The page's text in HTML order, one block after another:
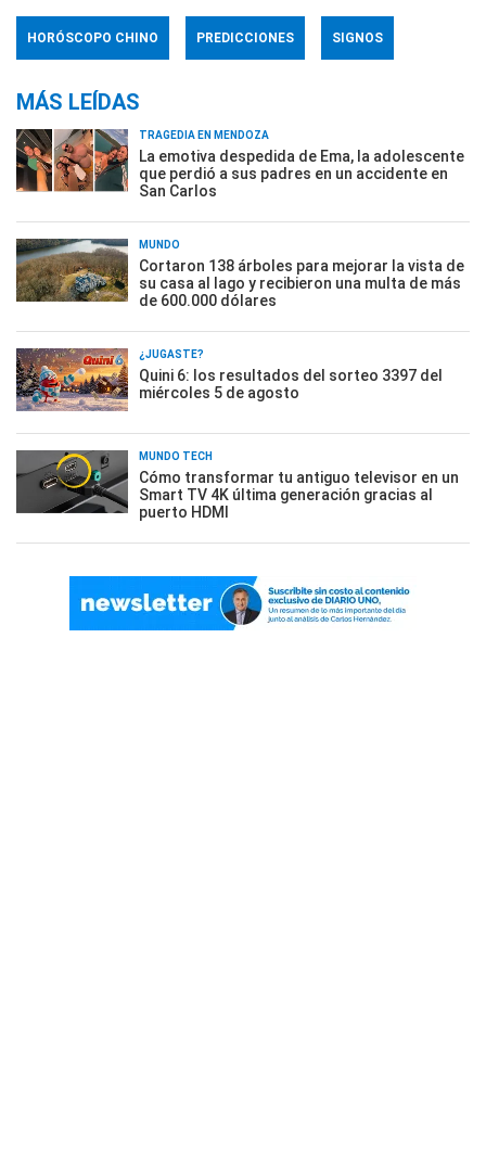
HORÓSCOPO CHINO PREDICCIONES SIGNOS
MÁS LEÍDAS
TRAGEDIA EN MENDOZA
La emotiva despedida de Ema, la adolescente
que perdió a sus padres en un accidente en
San Carlos
MUNDO
Cortaron 138 árboles para mejorar la vista de
su casa al lago y recibieron una multa de más
de 600.000 dólares
¿JUGASTE?
Quini 6: los resultados del sorteo 3397 del
miércoles 5 de agosto
MUNDO TECH
Cómo transformar tu antiguo televisor en un
Smart TV 4K última generación gracias al
puerto HDMI